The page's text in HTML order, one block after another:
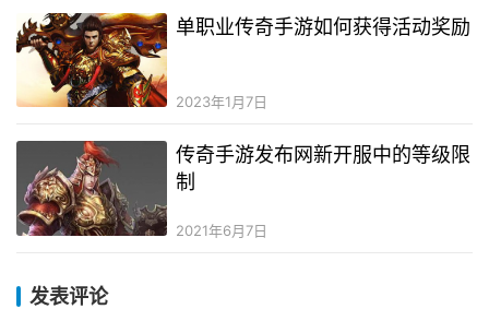
单职业传奇手游如何获得活动奖励
2023年1月7日
传奇手游发布网新开服中的等级限
制
2021年6月7日
发表评论